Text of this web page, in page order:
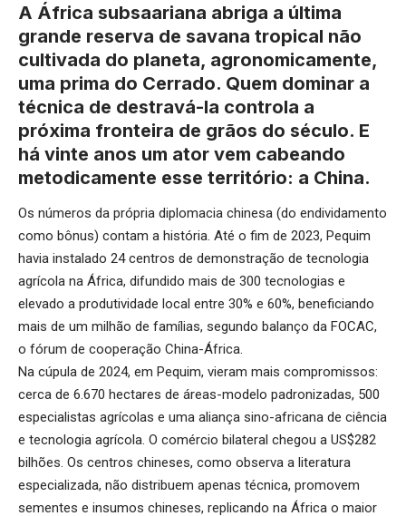
A África subsaariana abriga a última
grande reserva de savana tropical não
cultivada do planeta, agronomicamente,
uma prima do Cerrado. Quem dominar a
técnica de destravá-la controla a
próxima fronteira de grãos do século. E
há vinte anos um ator vem cabeando
metodicamente esse território: a China.
Os números da própria diplomacia chinesa (do endividamento
como bônus) contam a história. Até o fim de 2023, Pequim
havia instalado 24 centros de demonstração de tecnologia
agrícola na África, difundido mais de 300 tecnologias e
elevado a produtividade local entre 30% e 60%, beneficiando
mais de um milhão de famílias, segundo balanço da FOCAC,
o fórum de cooperação China-África.
Na cúpula de 2024, em Pequim, vieram mais compromissos:
cerca de 6.670 hectares de áreas-modelo padronizadas, 500
especialistas agrícolas e uma aliança sino-africana de ciência
e tecnologia agrícola. O comércio bilateral chegou a US$282
bilhões. Os centros chineses, como observa a literatura
especializada, não distribuem apenas técnica, promovem
sementes e insumos chineses, replicando na África o maior